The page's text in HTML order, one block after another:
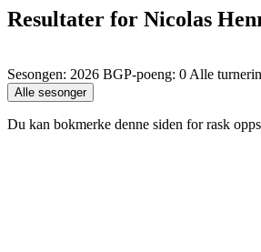
Resultater for Nicolas
Sesongen: 2026 BGP-poeng: 0 Alle
Du kan bokmerke denne siden for rask